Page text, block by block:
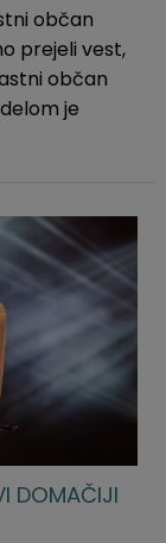
občan
prejeli vest,
občan
je
DOMAČIJI